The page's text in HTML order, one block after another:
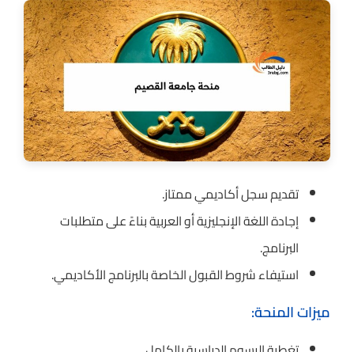
تقديم سجل أكاديمي ممتاز.
إجادة اللغة الإنجليزية أو العربية بناءً على متطلبات
البرنامج.
استيفاء شروط القبول الخاصة بالبرنامج الأكاديمي.
ميزات المنحة: